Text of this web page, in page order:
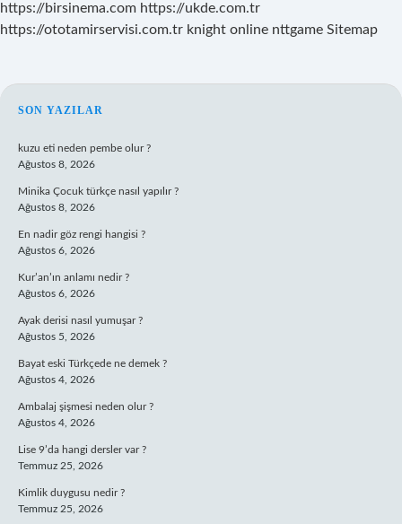
https://birsinema.com https://ukde.com.tr
https://ototamirservisi.com.tr knight online nttgame Sitemap
SIDEBAR
SON YAZILAR
kuzu eti neden pembe olur ?
Ağustos 8, 2026
Minika Çocuk türkçe nasıl yapılır ?
Ağustos 8, 2026
En nadir göz rengi hangisi ?
Ağustos 6, 2026
Kur’an’ın anlamı nedir ?
Ağustos 6, 2026
Ayak derisi nasıl yumuşar ?
Ağustos 5, 2026
Bayat eski Türkçede ne demek ?
Ağustos 4, 2026
Ambalaj şişmesi neden olur ?
Ağustos 4, 2026
Lise 9’da hangi dersler var ?
Temmuz 25, 2026
Kimlik duygusu nedir ?
Temmuz 25, 2026